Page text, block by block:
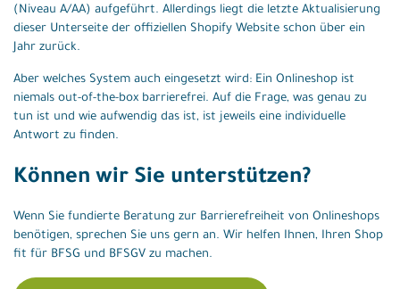
(Niveau A/AA) aufgeführt. Allerdings liegt die letzte Aktualisierung
dieser Unterseite der offiziellen Shopify Website schon über ein
Jahr zurück.
Aber welches System auch eingesetzt wird: Ein Onlineshop ist
niemals out-of-the-box barrierefrei. Auf die Frage, was genau zu
tun ist und wie aufwendig das ist, ist jeweils eine individuelle
Antwort zu finden.
Können wir Sie unterstützen?
Wenn Sie fundierte Beratung zur Barrierefreiheit von Onlineshops
benötigen, sprechen Sie uns gern an. Wir helfen Ihnen, Ihren Shop
fit für BFSG und BFSGV zu machen.